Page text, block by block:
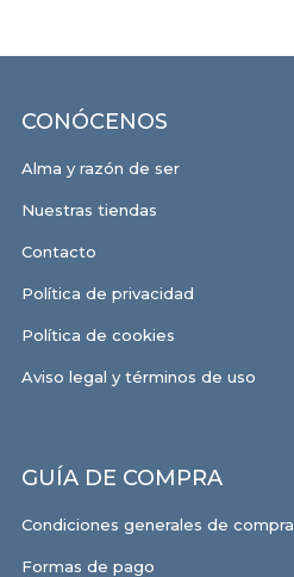
CONÓCENOS
Alma y razón de ser
Nuestras tiendas
Contacto
Política de privacidad
Política de cookies
Aviso legal y términos de uso
GUÍA DE COMPRA
Condiciones generales de compra
Formas de pago